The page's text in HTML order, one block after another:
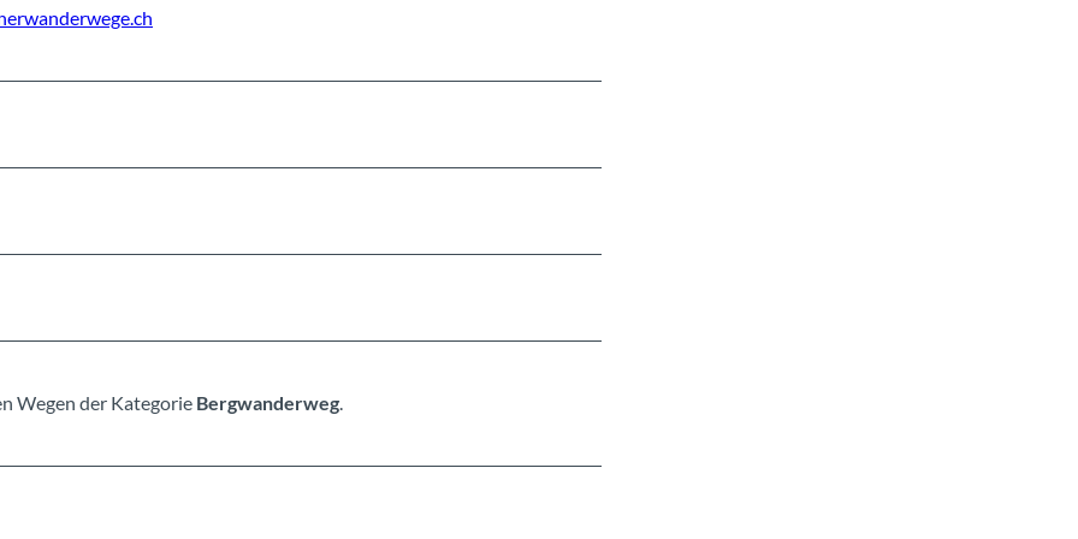
Wegen der Kategorie Bergwanderweg